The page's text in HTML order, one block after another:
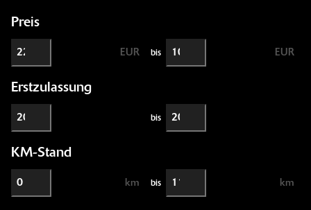
Preis
EUR bis EUR
Erstzulassung
bis
KM-Stand
km bis km